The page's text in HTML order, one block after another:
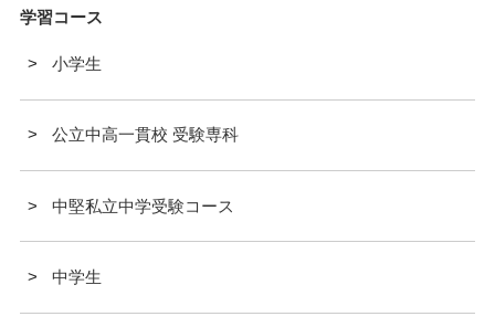
学習コース
小学生
公立中高一貫校 受験専科
中堅私立中学受験コース
中学生